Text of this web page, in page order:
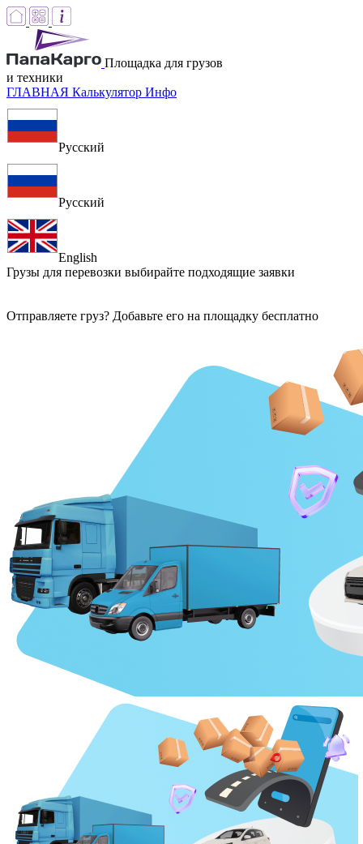
Площадка для грузов
и техники
ГЛАВНАЯ Калькулятор Инфо
Русский
Русский
English
Грузы для перевозки выбирайте подходящие заявки
Отправляете груз? Добавьте его на площадку бесплатно